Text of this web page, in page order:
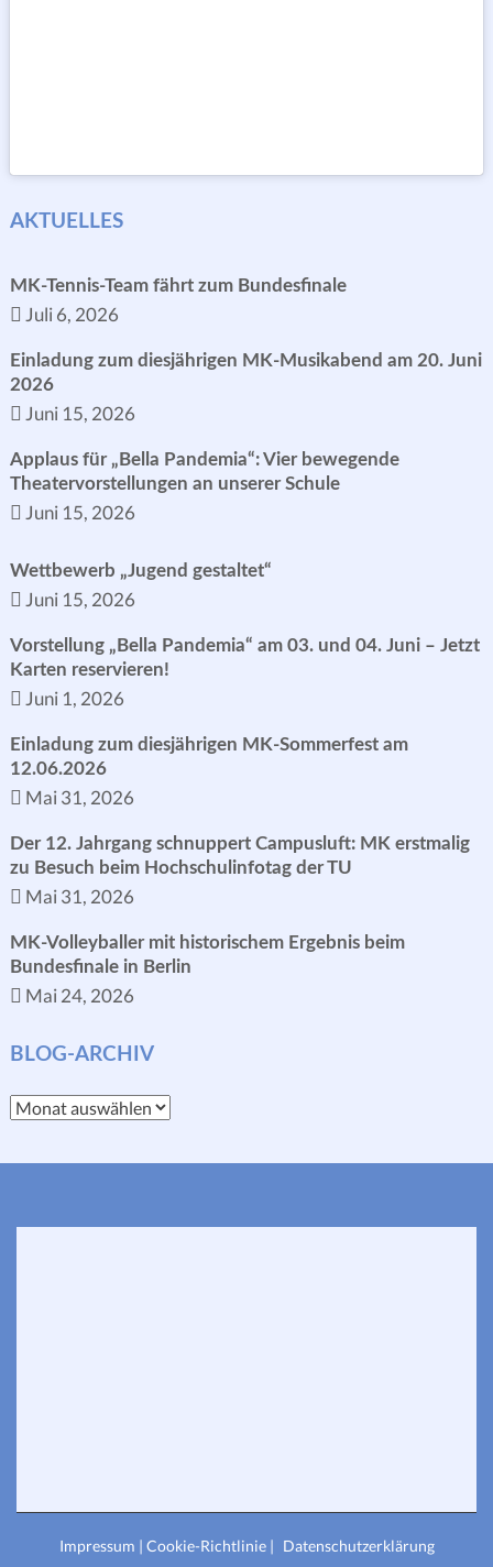
AKTUELLES
MK-Tennis-Team fährt zum Bundesfinale
Juli 6, 2026
Einladung zum diesjährigen MK-Musikabend am 20. Juni
2026
Juni 15, 2026
Applaus für „Bella Pandemia“: Vier bewegende
Theatervorstellungen an unserer Schule
Juni 15, 2026
Wettbewerb „Jugend gestaltet“
Juni 15, 2026
Vorstellung „Bella Pandemia“ am 03. und 04. Juni – Jetzt
Karten reservieren!
Juni 1, 2026
Einladung zum diesjährigen MK-Sommerfest am
12.06.2026
Mai 31, 2026
Der 12. Jahrgang schnuppert Campusluft: MK erstmalig
zu Besuch beim Hochschulinfotag der TU
Mai 31, 2026
MK-Volleyballer mit historischem Ergebnis beim
Bundesfinale in Berlin
Mai 24, 2026
BLOG-ARCHIV
Blog-
Archiv
Impressum | Cookie-Richtlinie | Datenschutzerklärung